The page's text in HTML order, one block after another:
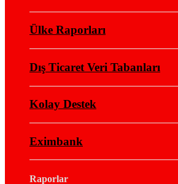
Ülke Raporları
Dış Ticaret Veri Tabanları
Kolay Destek
Eximbank
Raporlar